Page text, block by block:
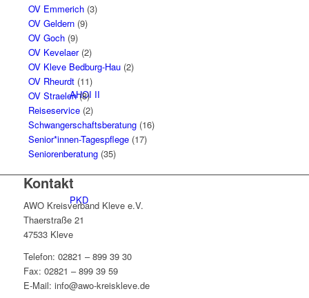
AHOI II
PKD
OV Emmerich(3)
OV Geldern(9)
OV Goch(9)
OV Kevelaer(2)
OV Kleve Bedburg-Hau(2)
OV Rheurdt(11)
OV Straelen(8)
Reiseservice(2)
Schwangerschaftsberatung(16)
Senior*innen-Tagespflege(17)
Seniorenberatung(35)
Kontakt
AWO Kreisverband Kleve e.V.
Thaerstraße 21
47533 Kleve
Telefon: 02821 – 899 39 30
Fax: 02821 – 899 39 59
E-Mail: info@awo-kreiskleve.de